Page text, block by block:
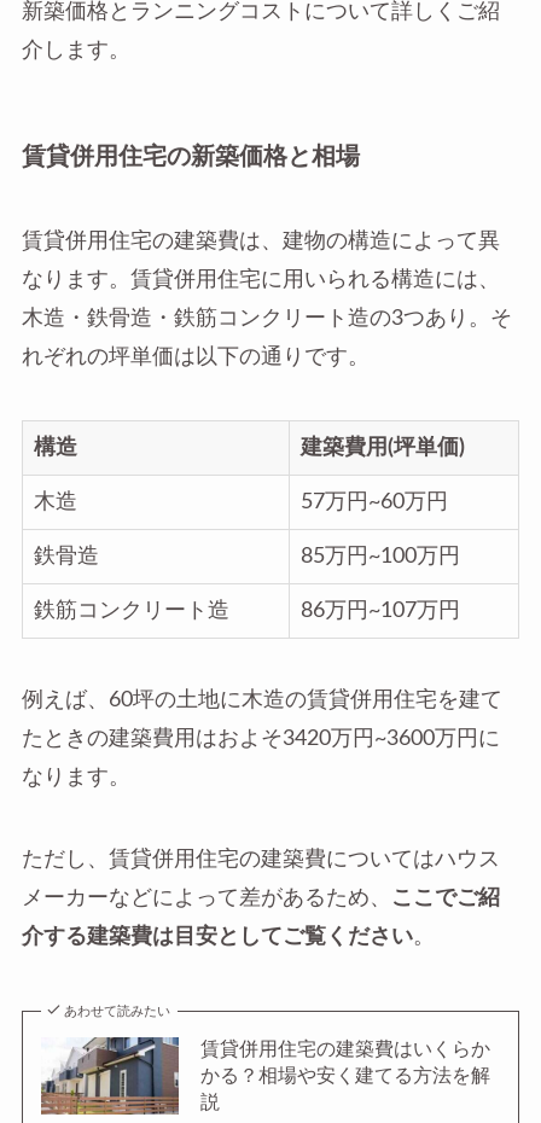
新築価格とランニングコストについて詳しくご紹
介します。
賃貸併用住宅の新築価格と相場
賃貸併用住宅の建築費は、建物の構造によって異
なります。賃貸併用住宅に用いられる構造には、
木造・鉄骨造・鉄筋コンクリート造の3つあり。そ
れぞれの坪単価は以下の通りです。
構造 建築費用(坪単価)
木造 57万円~60万円
鉄骨造 85万円~100万円
鉄筋コンクリート造 86万円~107万円
例えば、60坪の土地に木造の賃貸併用住宅を建て
たときの建築費用はおよそ3420万円~3600万円に
なります。
ただし、賃貸併用住宅の建築費についてはハウス
メーカーなどによって差があるため、
ここでご紹
介する建築費は目安としてご覧ください。
あわせて読みたい
賃貸併用住宅の建築費はいくらか
かる？相場や安く建てる方法を解
説